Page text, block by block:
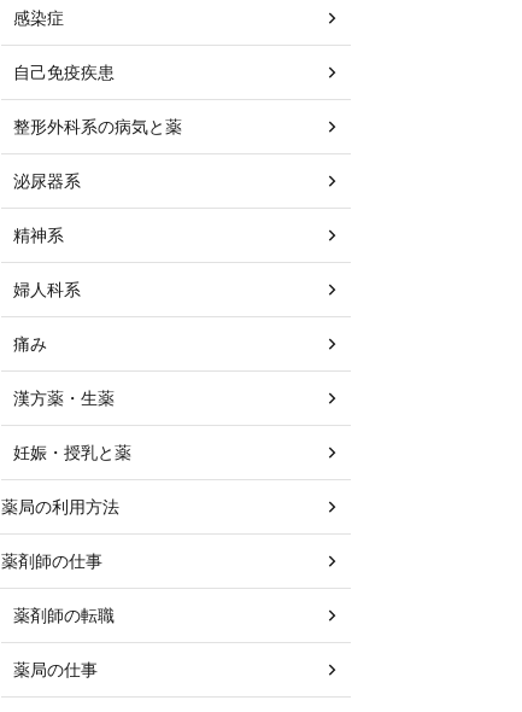
感染症
自己免疫疾患
整形外科系の病気と薬
泌尿器系
精神系
婦人科系
痛み
漢方薬・生薬
妊娠・授乳と薬
薬局の利用方法
薬剤師の仕事
薬剤師の転職
薬局の仕事